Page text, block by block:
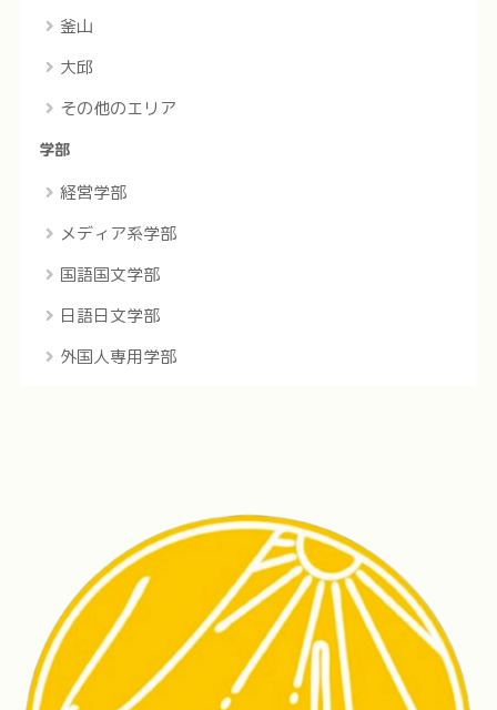
釜山
大邱
その他のエリア
学部
経営学部
メディア系学部
国語国文学部
日語日文学部
外国人専用学部